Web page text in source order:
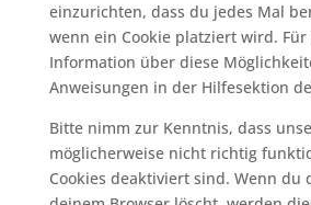
einzurichten, dass du jedes Mal
wenn ein Cookie platziert wird.
Information über diese
Anweisungen in der Hilfesektion
Bitte nimm zur Kenntnis, dass
möglicherweise nicht richtig
Cookies deaktiviert sind. Wenn du